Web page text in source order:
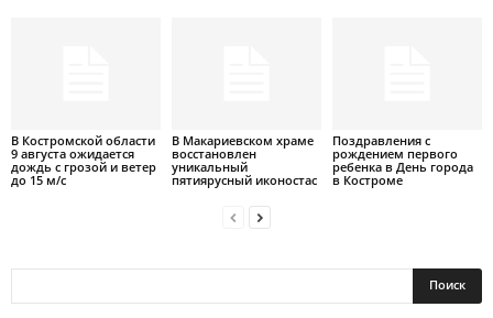
В Костромской области
9 августа ожидается
дождь с грозой и ветер
до 15 м/с
В Макариевском храме
восстановлен
уникальный
пятиярусный иконостас
Поздравления с
рождением первого
ребенка в День города
в Костроме